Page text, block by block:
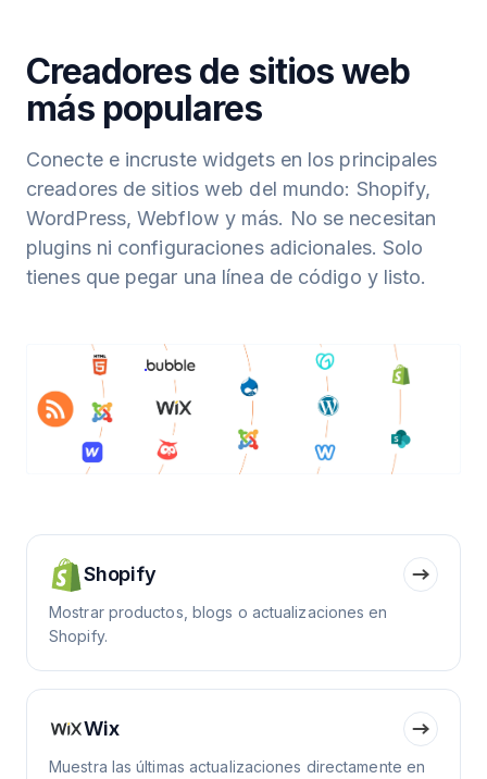
Creadores de sitios web
más populares
Conecte e incruste widgets en los principales
creadores de sitios web del mundo: Shopify,
WordPress, Webflow y más. No se necesitan
plugins ni configuraciones adicionales. Solo
tienes que pegar una línea de código y listo.
Shopify
Mostrar productos, blogs o actualizaciones en
Shopify.
Wix
Muestra las últimas actualizaciones directamente en